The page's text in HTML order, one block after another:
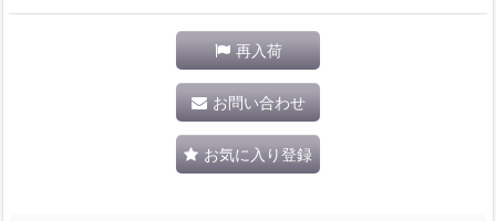
再入荷
お問い合わせ
お気に入り登録